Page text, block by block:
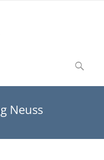
to
content
Suchen
nach:
Neuss